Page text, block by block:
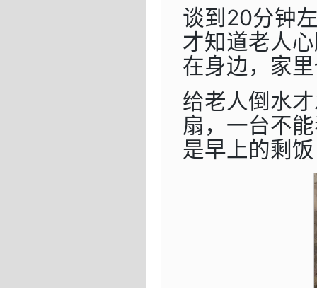
谈到20分钟
才知道老人
在身边，家
给老人倒水
扇，一台不
是早上的剩